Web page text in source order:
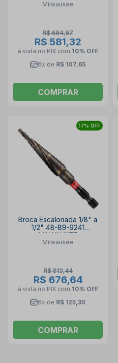
Milwaukee
R$ 694,67
R$ 581,32
à vista no PIX com 10% OFF
6x de R$ 107,65
COMPRAR
17% OFF
Broca Escalonada 1/8" a
1/2" 48-89-9241
MILWAUKEE
Milwaukee
R$ 813,44
R$ 676,64
à vista no PIX com 10% OFF
6x de R$ 125,30
COMPRAR